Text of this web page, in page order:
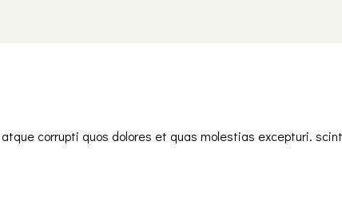
corrupti quos dolores et quas molestias excepturi.